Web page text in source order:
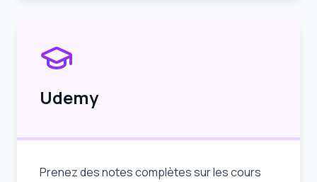
Udemy
Prenez des notes complètes sur les cours